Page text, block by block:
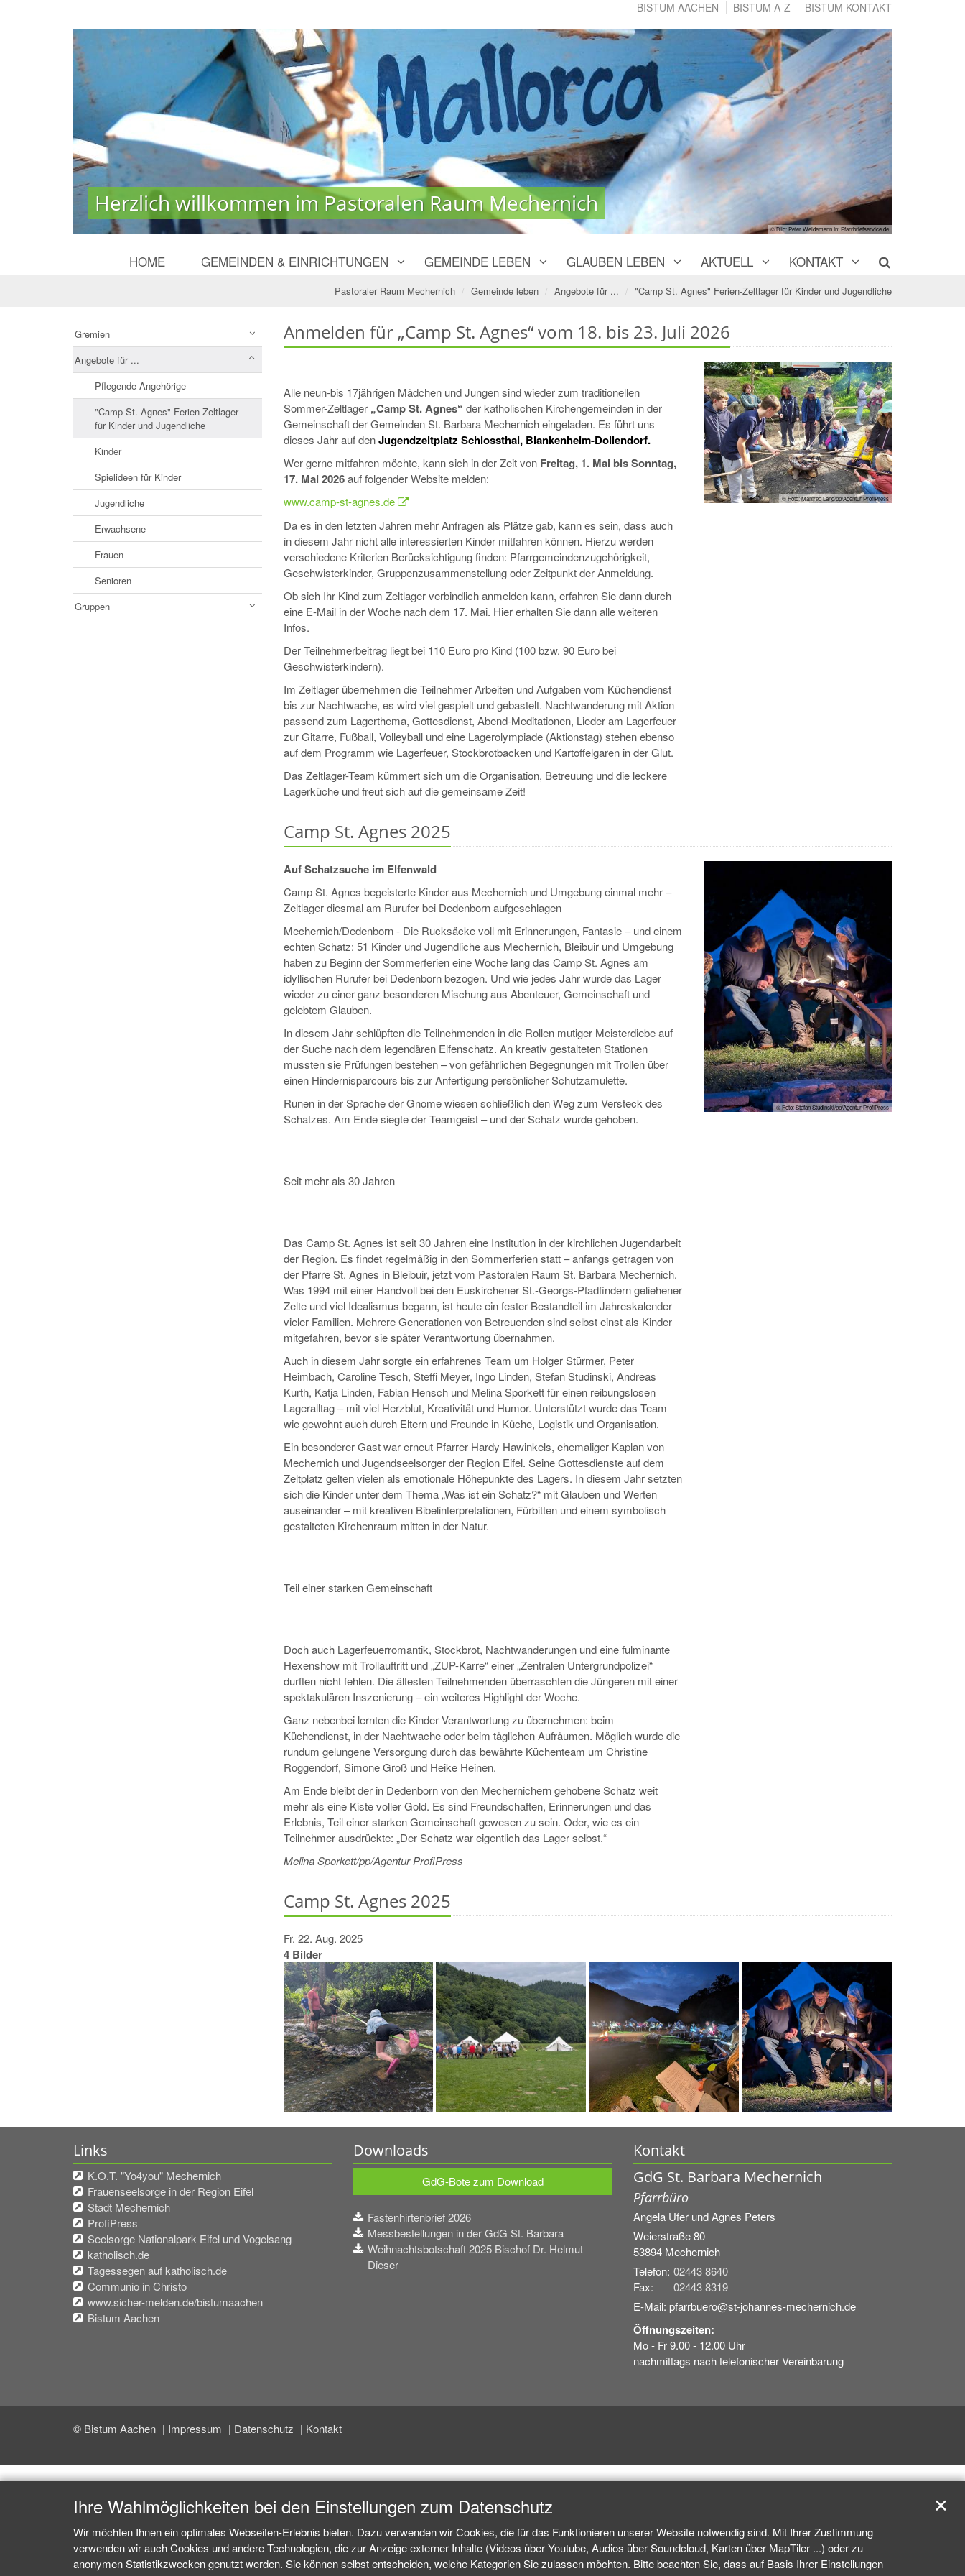
BISTUM AACHEN BISTUM A-Z BISTUM KONTAKT
© Bild: Peter Weidemann In: Pfarrbriefservice.de
Herzlich willkommen im Pastoralen Raum Mechernich
Herzlich willkommen im Pastoralen Raum Mechernich
HOME GEMEINDEN & EINRICHTUNGEN GEMEINDE LEBEN GLAUBEN LEBEN AKTUELL KONTAKT
Pastoraler Raum Mechernich Gemeinde leben Angebote für ... "Camp St. Agnes" Ferien-Zeltlager für Kinder und Jugendliche
Anmelden für „Camp St. Agnes“ vom 18. bis 23. Juli 2026
© Foto: Manfred Lang/pp/Agentur ProfiPress
Alle neun-bis 17jährigen Mädchen und Jungen sind wieder zum traditionellen
Sommer-Zeltlager „Camp St. Agnes“ der katholischen Kirchengemeinden in der
Gemeinschaft der Gemeinden St. Barbara Mechernich eingeladen. Es führt uns
dieses Jahr auf denJugendzeltplatz Schlossthal, Blankenheim-Dollendorf.
Wer gerne mitfahren möchte, kann sich in der Zeit von Freitag, 1. Mai bis Sonntag,
17. Mai 2026auf folgender Website melden:
www.camp-st-agnes.de
Da es in den letzten Jahren mehr Anfragen als Plätze gab, kann es sein, dass auch
in diesem Jahr nicht alle interessierten Kinder mitfahren können. Hierzu werden
verschiedene Kriterien Berücksichtigung finden: Pfarrgemeindenzugehörigkeit,
Geschwisterkinder, Gruppenzusammenstellung oder Zeitpunkt der Anmeldung.
Ob sich Ihr Kind zum Zeltlager verbindlich anmelden kann, erfahren Sie dann durch
eine E-Mail in der Woche nach dem 17. Mai. Hier erhalten Sie dann alle weiteren
Infos.
Der Teilnehmerbeitrag liegt bei 110 Euro pro Kind (100 bzw. 90 Euro bei
Geschwisterkindern).
Im Zeltlager übernehmen die Teilnehmer Arbeiten und Aufgaben vom Küchendienst
bis zur Nachtwache, es wird viel gespielt und gebastelt. Nachtwanderung mit Aktion
passend zum Lagerthema, Gottesdienst, Abend-Meditationen, Lieder am Lagerfeuer
zur Gitarre, Fußball, Volleyball und eine Lagerolympiade (Aktionstag) stehen ebenso
auf dem Programm wie Lagerfeuer, Stockbrotbacken und Kartoffelgaren in der Glut.
Das Zeltlager-Team kümmert sich um die Organisation, Betreuung und die leckere
Lagerküche und freut sich auf die gemeinsame Zeit!
Camp St. Agnes 2025
© Foto: Stefan Studinski/pp/Agentur ProfiPress
Auf Schatzsuche im Elfenwald
Camp St. Agnes begeisterte Kinder aus Mechernich und Umgebung einmal mehr –
Zeltlager diesmal am Rurufer bei Dedenborn aufgeschlagen
Mechernich/Dedenborn - Die Rucksäcke voll mit Erinnerungen, Fantasie – und einem
echten Schatz: 51 Kinder und Jugendliche aus Mechernich, Bleibuir und Umgebung
haben zu Beginn der Sommerferien eine Woche lang das Camp St. Agnes am
idyllischen Rurufer bei Dedenborn bezogen. Und wie jedes Jahr wurde das Lager
wieder zu einer ganz besonderen Mischung aus Abenteuer, Gemeinschaft und
gelebtem Glauben.
In diesem Jahr schlüpften die Teilnehmenden in die Rollen mutiger Meisterdiebe auf
der Suche nach dem legendären Elfenschatz. An kreativ gestalteten Stationen
mussten sie Prüfungen bestehen – von gefährlichen Begegnungen mit Trollen über
einen Hindernisparcours bis zur Anfertigung persönlicher Schutzamulette.
Runen in der Sprache der Gnome wiesen schließlich den Weg zum Versteck des
Schatzes. Am Ende siegte der Teamgeist – und der Schatz wurde gehoben.
Seit mehr als 30 Jahren
Das Camp St. Agnes ist seit 30 Jahren eine Institution in der kirchlichen Jugendarbeit
der Region. Es findet regelmäßig in den Sommerferien statt – anfangs getragen von
der Pfarre St. Agnes in Bleibuir, jetzt vom Pastoralen Raum St. Barbara Mechernich.
Was 1994 mit einer Handvoll bei den Euskirchener St.-Georgs-Pfadfindern geliehener
Zelte und viel Idealismus begann, ist heute ein fester Bestandteil im Jahreskalender
vieler Familien. Mehrere Generationen von Betreuenden sind selbst einst als Kinder
mitgefahren, bevor sie später Verantwortung übernahmen.
Auch in diesem Jahr sorgte ein erfahrenes Team um Holger Stürmer, Peter
Heimbach, Caroline Tesch, Steffi Meyer, Ingo Linden, Stefan Studinski, Andreas
Kurth, Katja Linden, Fabian Hensch und Melina Sporkett für einen reibungslosen
Lageralltag – mit viel Herzblut, Kreativität und Humor. Unterstützt wurde das Team
wie gewohnt auch durch Eltern und Freunde in Küche, Logistik und Organisation.
Ein besonderer Gast war erneut Pfarrer Hardy Hawinkels, ehemaliger Kaplan von
Mechernich und Jugendseelsorger der Region Eifel. Seine Gottesdienste auf dem
Zeltplatz gelten vielen als emotionale Höhepunkte des Lagers. In diesem Jahr setzten
sich die Kinder unter dem Thema „Was ist ein Schatz?“ mit Glauben und Werten
auseinander – mit kreativen Bibelinterpretationen, Fürbitten und einem symbolisch
gestalteten Kirchenraum mitten in der Natur.
Teil einer starken Gemeinschaft
Doch auch Lagerfeuerromantik, Stockbrot, Nachtwanderungen und eine fulminante
Hexenshow mit Trollauftritt und „ZUP-Karre“ einer „Zentralen Untergrundpolizei“
durften nicht fehlen. Die ältesten Teilnehmenden überraschten die Jüngeren mit einer
spektakulären Inszenierung – ein weiteres Highlight der Woche.
Ganz nebenbei lernten die Kinder Verantwortung zu übernehmen: beim
Küchendienst, in der Nachtwache oder beim täglichen Aufräumen. Möglich wurde die
rundum gelungene Versorgung durch das bewährte Küchenteam um Christine
Roggendorf, Simone Groß und Heike Heinen.
Am Ende bleibt der in Dedenborn von den Mechernichern gehobene Schatz weit
mehr als eine Kiste voller Gold. Es sind Freundschaften, Erinnerungen und das
Erlebnis, Teil einer starken Gemeinschaft gewesen zu sein. Oder, wie es ein
Teilnehmer ausdrückte: „Der Schatz war eigentlich das Lager selbst.“
Melina Sporkett/pp/Agentur ProfiPress
Camp St. Agnes 2025
Fr. 22. Aug. 2025
4 Bilder
Gremien
Angebote für ...
Pflegende Angehörige
"Camp St. Agnes" Ferien-Zeltlager
für Kinder und Jugendliche
Kinder
Spielideen für Kinder
Jugendliche
Erwachsene
Frauen
Senioren
Gruppen
Links
K.O.T. "Yo4you" Mechernich
Frauenseelsorge in der Region Eifel
Stadt Mechernich
ProfiPress
Seelsorge Nationalpark Eifel und Vogelsang
katholisch.de
Tagessegen auf katholisch.de
Communio in Christo
www.sicher-melden.de/bistumaachen
Bistum Aachen
Downloads
GdG-Bote zum Download
Fastenhirtenbrief 2026
Messbestellungen in der GdG St. Barbara
Weihnachtsbotschaft 2025 Bischof Dr. Helmut
Dieser
Kontakt
GdG St. Barbara Mechernich
Pfarrbüro
Angela Ufer undAgnes Peters
Weierstraße 80
53894 Mechernich
Telefon: 02443 8640
Fax:
02443 8319
E-Mail: pfarrbuero@st-johannes-mechernich.de
Öffnungszeiten:
Mo - Fr 9.00 - 12.00 Uhr
nachmittags nach telefonischer Vereinbarung
© Bistum Aachen Impressum Datenschutz Kontakt
Ihre Wahlmöglichkeiten bei den Einstellungen zum Datenschutz
Wir möchten Ihnen ein optimales Webseiten-Erlebnis bieten. Dazu verwenden wir Cookies, die für das Funktionieren unserer Website notwendig sind. Mit Ihrer Zustimmung
verwenden wir auch Cookies und andere Technologien, die zur Anzeige externer Inhalte (Videos über Youtube, Audios über Soundcloud, Karten über MapTiler ...) oder zu
anonymen Statistikzwecken genutzt werden. Sie können selbst entscheiden, welche Kategorien Sie zulassen möchten. Bitte beachten Sie, dass auf Basis Ihrer Einstellungen
✕